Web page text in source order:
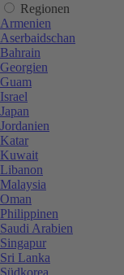
Regionen
Armenien
Aserbaidschan
Bahrain
Georgien
Guam
Israel
Japan
Jordanien
Katar
Kuwait
Libanon
Malaysia
Oman
Philippinen
Saudi Arabien
Singapur
Sri Lanka
Südkorea